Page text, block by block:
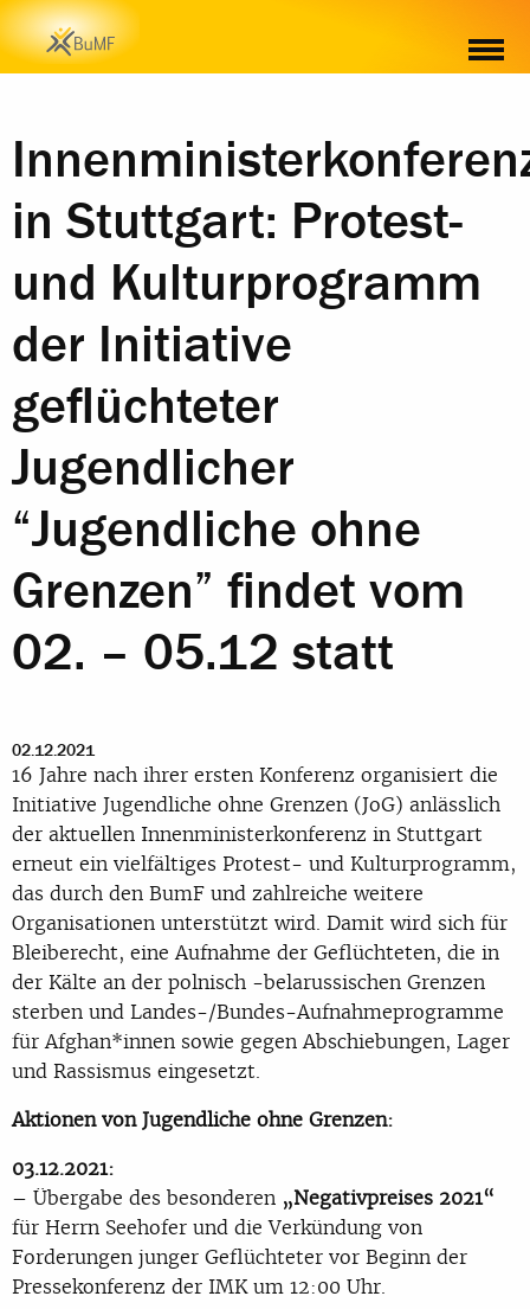
in Stuttgart: Protest-
und Kulturprogramm
der Initiative
geflüchteter
Jugendlicher
“Jugendliche ohne
Grenzen” findet vom
02. – 05.12 statt
02.12.2021
16 Jahre nach ihrer ersten Konferenz organisiert die
Initiative Jugendliche ohne Grenzen (JoG) anlässlich
der aktuellen Innenministerkonferenz in Stuttgart
erneut ein vielfältiges Protest- und Kulturprogramm,
das durch den BumF und zahlreiche weitere
Organisationen unterstützt wird. Damit wird sich für
Bleiberecht, eine Aufnahme der Geflüchteten, die in
der Kälte an der polnisch -belarussischen Grenzen
sterben und Landes-/Bundes-Aufnahmeprogramme
für Afghan*innen sowie gegen Abschiebungen, Lager
und Rassismus eingesetzt.
Aktionen von Jugendliche ohne Grenzen:
03.12.2021:
– Übergabe des besonderen „Negativpreises 2021“
für Herrn Seehofer und die Verkündung von
Forderungen junger Geflüchteter vor Beginn der
Pressekonferenz der IMK um 12:00 Uhr.